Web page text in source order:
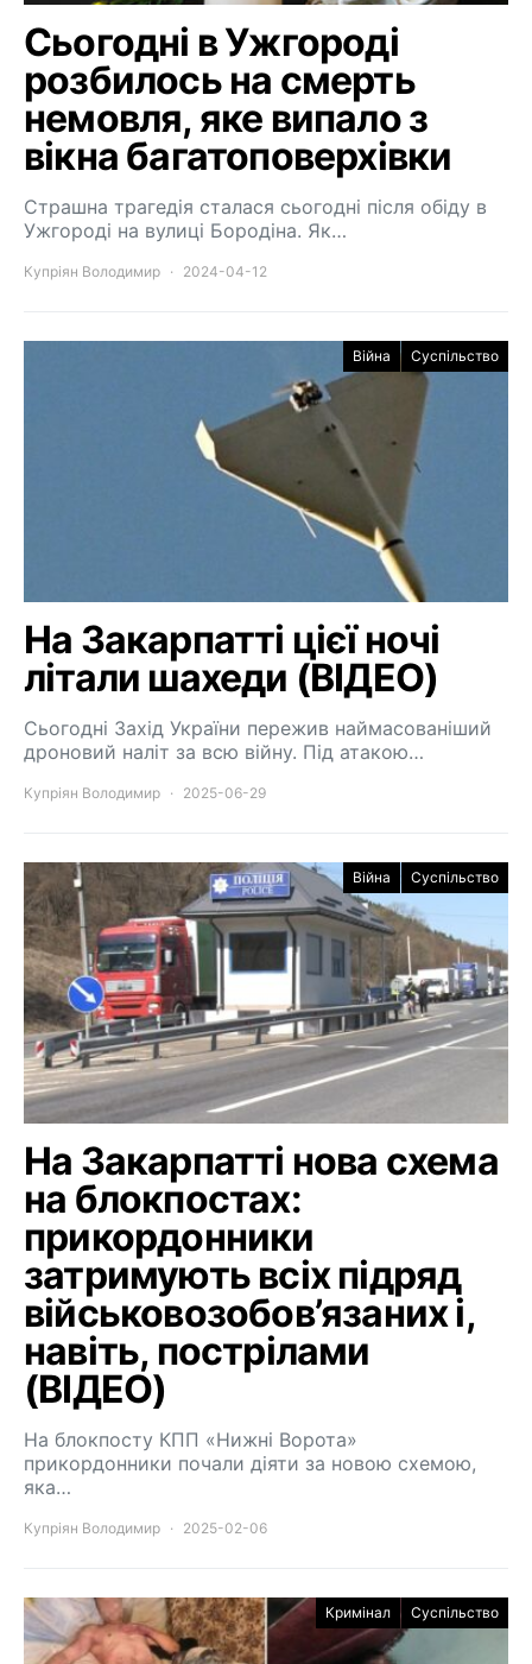
Сьогодні в Ужгороді
розбилось на смерть
немовля, яке випало з
вікна багатоповерхівки
Страшна трагедія сталася сьогодні після обіду в
Ужгороді на вулиці Бородіна. Як…
Купріян Володимир 2024-04-12
Війна Суспільство
На Закарпатті цієї ночі
літали шахеди (ВІДЕО)
Сьогодні Захід України пережив наймасованіший
дроновий наліт за всю війну. Під атакою…
Купріян Володимир 2025-06-29
Війна Суспільство
На Закарпатті нова схема
на блокпостах:
прикордонники
затримують всіх підряд
військовозобов’язаних і,
навіть, пострілами
(ВІДЕО)
На блокпосту КПП «Нижні Ворота»
прикордонники почали діяти за новою схемою,
яка…
Купріян Володимир 2025-02-06
Кримінал Суспільство